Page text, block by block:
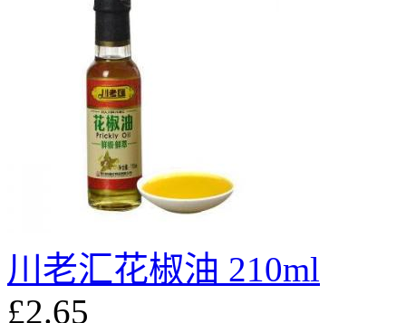
川老汇花椒油 210ml
£2.65